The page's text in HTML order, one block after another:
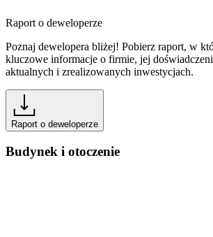
Raport o deweloperze
Poznaj dewelopera bliżej! Pobierz raport, w
kluczowe informacje o firmie, jej
aktualnych i zrealizowanych inwestycjach.
Raport o deweloperze
Budynek i otoczenie